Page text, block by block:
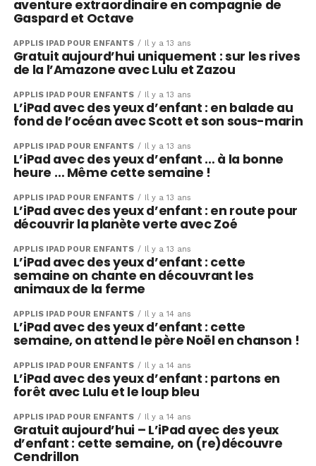
aventure extraordinaire en compagnie de
Gaspard et Octave
APPLIS IPAD POUR ENFANTS Il y a 13 ans
Gratuit aujourd’hui uniquement : sur les rives
de la l’Amazone avec Lulu et Zazou
APPLIS IPAD POUR ENFANTS Il y a 13 ans
L’iPad avec des yeux d’enfant : en balade au
fond de l’océan avec Scott et son sous-marin
APPLIS IPAD POUR ENFANTS Il y a 13 ans
L’iPad avec des yeux d’enfant … à la bonne
heure … Même cette semaine !
APPLIS IPAD POUR ENFANTS Il y a 13 ans
L’iPad avec des yeux d’enfant : en route pour
découvrir la planète verte avec Zoé
APPLIS IPAD POUR ENFANTS Il y a 13 ans
L’iPad avec des yeux d’enfant : cette
semaine on chante en découvrant les
animaux de la ferme
APPLIS IPAD POUR ENFANTS Il y a 14 ans
L’iPad avec des yeux d’enfant : cette
semaine, on attend le père Noël en chanson !
APPLIS IPAD POUR ENFANTS Il y a 14 ans
L’iPad avec des yeux d’enfant : partons en
forêt avec Lulu et le loup bleu
APPLIS IPAD POUR ENFANTS Il y a 14 ans
Gratuit aujourd’hui – L’iPad avec des yeux
d’enfant : cette semaine, on (re)découvre
Cendrillon